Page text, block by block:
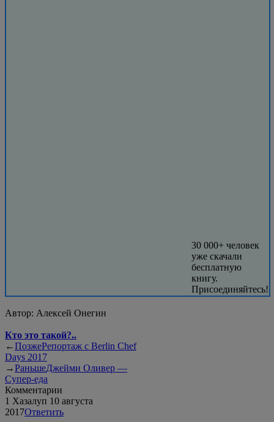
30 000+ человек
уже скачали
бесплатную
книгу.
Присоединяйтесь!
Автор: Алексей Онегин
Кто это такой?..
←ПозжеРепортаж с Berlin Chef
Days 2017
→РаньшеДжейми Оливер —
Супер-еда
Комментарии
1 Хазалуп 10 августа
2017Ответить